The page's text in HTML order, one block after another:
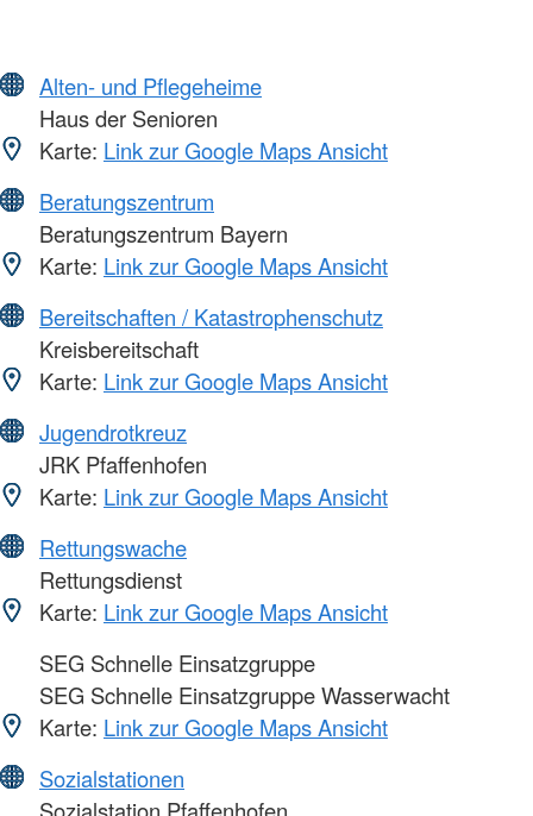
Alten- und Pflegeheime
Haus der Senioren
Karte: Link zur Google Maps Ansicht
Beratungszentrum
Beratungszentrum Bayern
Karte: Link zur Google Maps Ansicht
Bereitschaften / Katastrophenschutz
Kreisbereitschaft
Karte: Link zur Google Maps Ansicht
Jugendrotkreuz
JRK Pfaffenhofen
Karte: Link zur Google Maps Ansicht
Rettungswache
Rettungsdienst
Karte: Link zur Google Maps Ansicht
SEG Schnelle Einsatzgruppe
SEG Schnelle Einsatzgruppe Wasserwacht
Karte: Link zur Google Maps Ansicht
Sozialstationen
Sozialstation Pfaffenhofen